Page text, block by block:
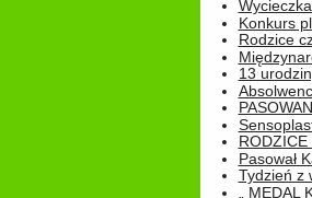
Konkurs
Rodzice
13
Pasował
Tydzień z
„